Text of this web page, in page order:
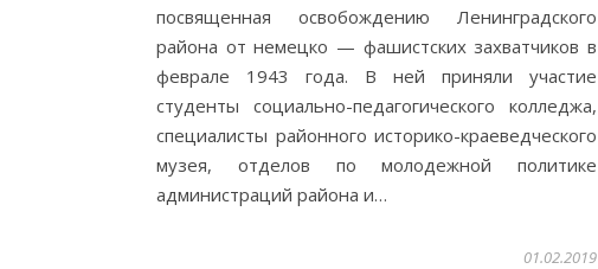
посвященная освобождению Ленинградского
района от немецко — фашистских захватчиков в
феврале 1943 года. В ней приняли участие
студенты социально-педагогического колледжа,
специалисты районного историко-краеведческого
музея, отделов по молодежной политике
администраций района и…
01.02.2019